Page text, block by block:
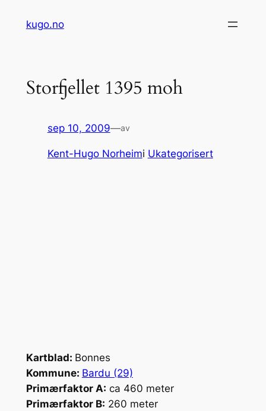
kugo.no
Storfjellet 1395 moh
sep 10, 2009—av
Kent-Hugo Norheimi Ukategorisert
Kartblad: Bonnes
Kommune: Bardu (29)
Primærfaktor A: ca 460 meter
Primærfaktor B: 260 meter